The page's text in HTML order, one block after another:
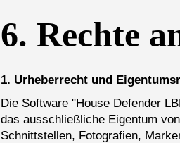
6. Rechte
1. Urheberrecht und
Die Software "House Defender
das ausschließliche Eigentum
Schnittstellen, Fotografien,